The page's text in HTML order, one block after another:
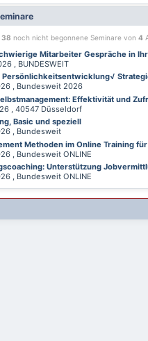
38 noch nicht begonnene Seminare von 4
Mitarbeiter Gespräche in
, BUNDESWEIT
Persönlichkeitsentwicklung√
, Bundesweit 2026
Effektivität und
, 40547 Düsseldorf
Basic und speziell
, Bundesweit
Methoden im Online Training
, Bundesweit ONLINE
Unterstützung
, Bundesweit ONLINE